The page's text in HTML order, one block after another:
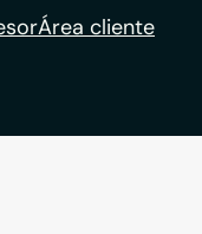
Área cliente